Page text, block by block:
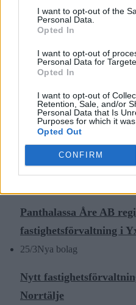
I want to opt-out of the
Personal Data.
Opted In
I want to opt-out of
Personal Data for
Opted In
I want to opt-out of
Retention, Sale, and/or
Personal Data that Is
Purposes for which it was
Opted Out
CONFIRM
Lägenhet i Gransäter
Fastighetsköp
Kedjehus i Solbacka
Nystartade bolag
Nya bolag
KGT Fastighet AB
Rimbo
Panthalassa Åre AB
fastighetsförvaltning i
25/3Nya bolag
Nytt
Norrtälje